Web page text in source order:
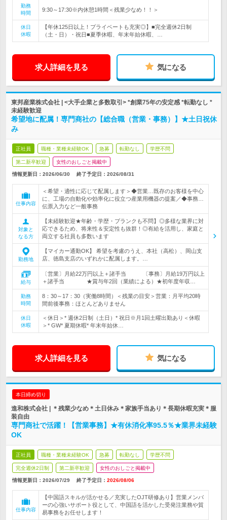
勤務
時間
9:30～17:30※内休憩1時間＜残業少なめ！！＞
休日
休暇
【年休125日以上！プライベートも充実◎】■完全週休2日制
（土・日）・祝日■夏季休暇、年末年始休暇、…
求人詳細を見る 気になる
東邦産業株式会社 | <大手企業と多数取引> *創業75年の安定感 *転勤なし *
未経験歓迎
希望地に配属！専門商社の【総合職（営業・事務）】★土日祝休
み
正社員 職種・業種未経験OK 急募 転勤なし 学歴不問
第二新卒歓迎 女性のおしごと掲載中
情報更新日：2026/06/30 終了予定日： 2026/08/31
仕事内容
＜希望・適性に応じて配属します＞◆営業…既存のお客様を中心
に、工場の自動化や効率化に役立つ産業用機器の提案／◆事務…
伝票入力など一般事務
対象と
なる方
【未経験歓迎★年齢・学歴・ブランクも不問】◎多様な業界に対
応できるため、将来性＆安定性も抜群！◎有給を活用し、家庭と
両立する社員も多数います
勤務地
【マイカー通勤OK】 希望を考慮のうえ、本社（高松）、岡山支
店、徳島支店のいずれかに配属します。…
給与
〔営業〕月給22万円以上＋諸手当 〔事務〕月給19万円以上
＋諸手当 ★賞与年2回（業績による）★初年度年収…
勤務
時間
8：30～17：30（実働8時間）＜残業の目安＞営業：月平均20時
間前後事務：ほとんどありません
休日
休暇
＜休日＞* 週休2日制（土日）* 祝日※月1回土曜出勤あり＜休暇
＞* GW* 夏期休暇* 年末年始休…
求人詳細を見る 気になる
本日締め切り
進和株式会社 | ＊残業少なめ＊土日休み＊家族手当あり＊長期休暇充実＊服
装自由
専門商社で活躍！【営業事務】★有休消化率95.5％★業界未経験
OK
正社員 職種・業種未経験OK 急募 転勤なし 学歴不問
完全週休2日制 第二新卒歓迎 女性のおしごと掲載中
情報更新日：2026/07/29 終了予定日： 2026/08/06
仕事内容
【中国語スキルが活かせる／充実したOJT研修あり】営業メンバ
ーの心強いサポート役として、中国語を活かした受発注業務や貿
易事務をお任せします！